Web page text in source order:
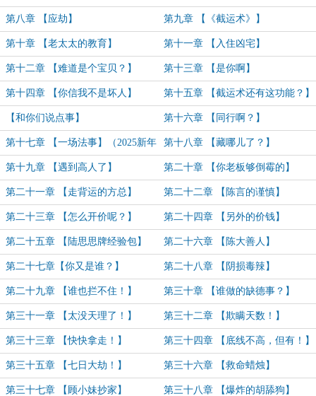
第八章 【应劫】 第九章 【《截运术》】
第十章 【老太太的教育】 第十一章 【入住凶宅】
第十二章 【难道是个宝贝？】 第十三章 【是你啊】
第十四章 【你信我不是坏人】 第十五章 【截运术还有这功能？】
【和你们说点事】 第十六章 【同行啊？】
第十七章 【一场法事】（2025新年
快乐！）
第十八章 【藏哪儿了？】
第十九章 【遇到高人了】 第二十章 【你老板够倒霉的】
第二十一章 【走背运的方总】 第二十二章 【陈言的谨慎】
第二十三章 【怎么开价呢？】 第二十四章 【另外的价钱】
第二十五章 【陆思思牌经验包】 第二十六章 【陈大善人】
第二十七章【你又是谁？】 第二十八章 【阴损毒辣】
第二十九章 【谁也拦不住！】 第三十章 【谁做的缺德事？】
第三十一章 【太没天理了！】 第三十二章 【欺瞒天数！】
第三十三章 【快快拿走！】 第三十四章 【底线不高，但有！】
第三十五章 【七日大劫！】 第三十六章 【救命蜡烛】
第三十七章 【顾小妹抄家】 第三十八章 【爆炸的胡舔狗】